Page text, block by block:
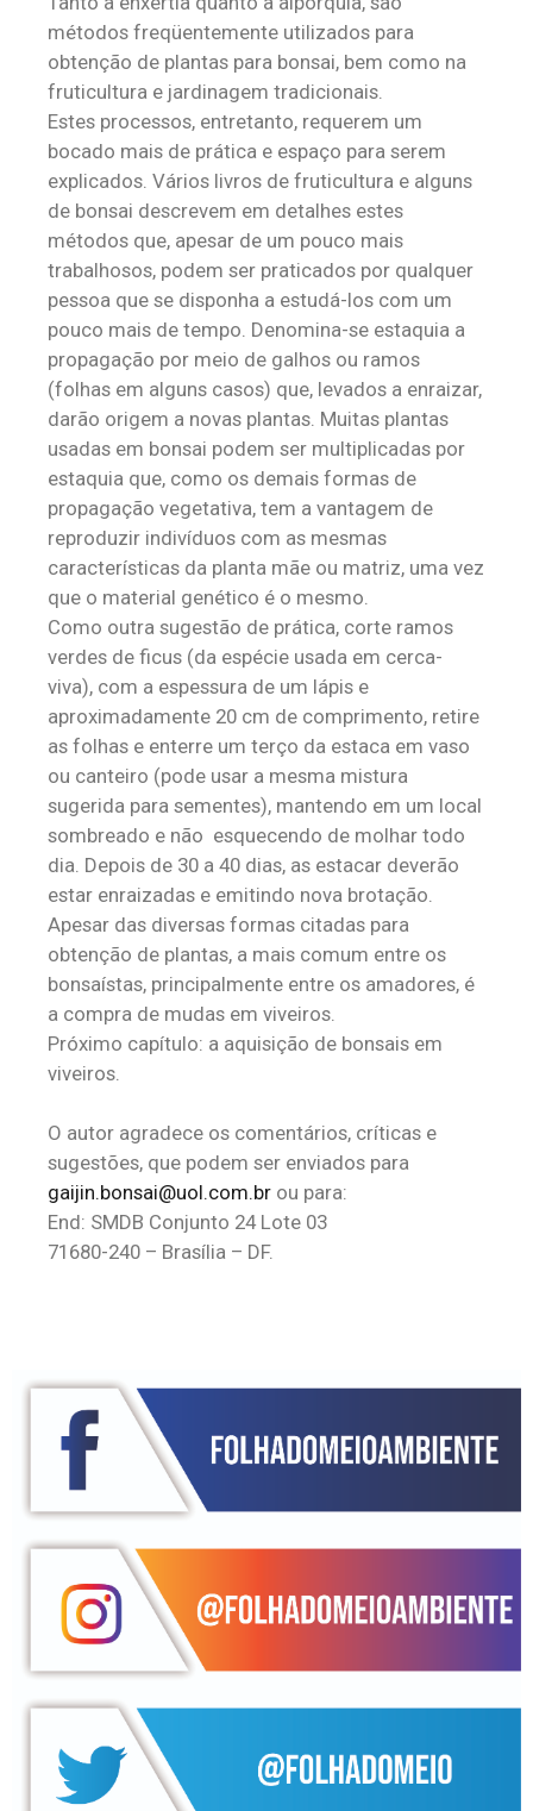
métodos freqüentemente utilizados para
obtenção de plantas para bonsai, bem como na
fruticultura e jardinagem tradicionais.
Estes processos, entretanto, requerem um
bocado mais de prática e espaço para serem
explicados. Vários livros de fruticultura e alguns
de bonsai descrevem em detalhes estes
métodos que, apesar de um pouco mais
trabalhosos, podem ser praticados por qualquer
pessoa que se disponha a estudá-los com um
pouco mais de tempo. Denomina-se estaquia a
propagação por meio de galhos ou ramos
(folhas em alguns casos) que, levados a enraizar,
darão origem a novas plantas. Muitas plantas
usadas em bonsai podem ser multiplicadas por
estaquia que, como os demais formas de
propagação vegetativa, tem a vantagem de
reproduzir indivíduos com as mesmas
características da planta mãe ou matriz, uma vez
que o material genético é o mesmo.
Como outra sugestão de prática, corte ramos
verdes de ficus (da espécie usada em cerca-
viva), com a espessura de um lápis e
aproximadamente 20 cm de comprimento, retire
as folhas e enterre um terço da estaca em vaso
ou canteiro (pode usar a mesma mistura
sugerida para sementes), mantendo em um local
sombreado e não esquecendo de molhar todo
dia. Depois de 30 a 40 dias, as estacar deverão
estar enraizadas e emitindo nova brotação.
Apesar das diversas formas citadas para
obtenção de plantas, a mais comum entre os
bonsaístas, principalmente entre os amadores, é
a compra de mudas em viveiros.
Próximo capítulo: a aquisição de bonsais em
viveiros.
O autor agradece os comentários, críticas e
sugestões, que podem ser enviados para
gaijin.bonsai@uol.com.br ou para:
End: SMDB Conjunto 24 Lote 03
71680-240 – Brasília – DF.